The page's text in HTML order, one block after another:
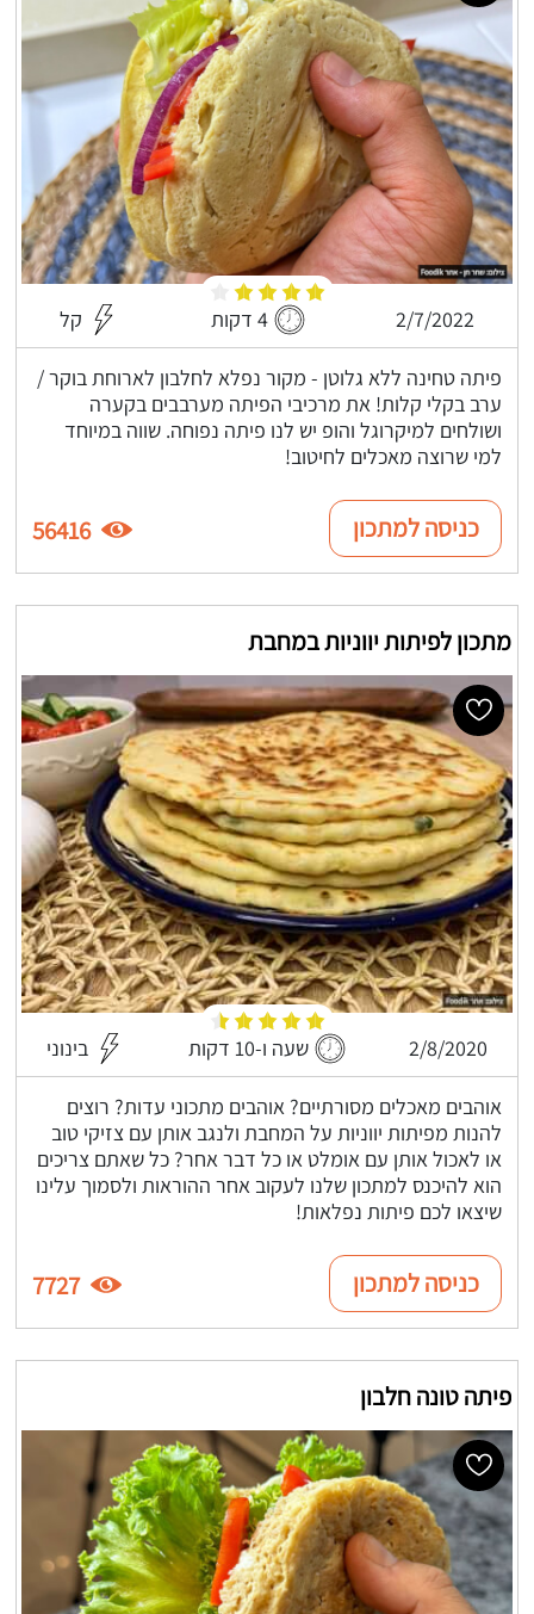
2/7/2022 4 דקות קל
פיתה טחינה ללא גלוטן - מקור נפלא לחלבון לארוחת בוקר /
ערב בקלי קלות! את מרכיבי הפיתה מערבבים בקערה
ושולחים למיקרוגל והופ יש לנו פיתה נפוחה. שווה במיוחד
למי שרוצה מאכלים לחיטוב!
כניסה למתכון 56416
מתכון לפיתות יווניות במחבת
2/8/2020 שעה ו-10 דקות בינוני
אוהבים מאכלים מסורתיים? אוהבים מתכוני עדות? רוצים
להנות מפיתות יווניות על המחבת ולנגב אותן עם צזיקי טוב
או לאכול אותן עם אומלט או כל דבר אחר? כל שאתם צריכים
הוא להיכנס למתכון שלנו לעקוב אחר ההוראות ולסמוך עלינו
שיצאו לכם פיתות נפלאות!
כניסה למתכון 7727
פיתה טונה חלבון